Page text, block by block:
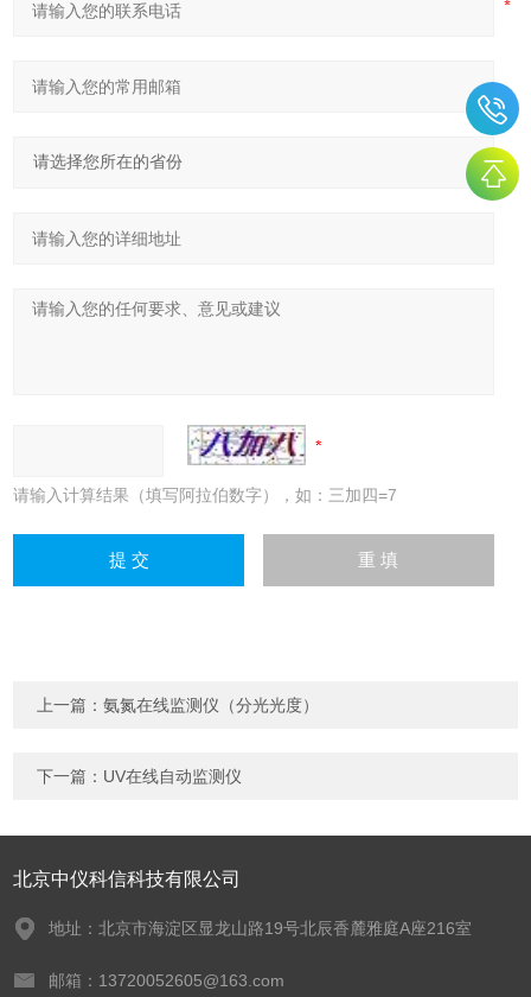
请输入计算结果（填写阿拉伯数字），如：三加四=7
上一篇：氨氮在线监测仪（分光光度）
下一篇： UV在线自动监测仪
北京中仪科信科技有限公司
地址：北京市海淀区显龙山路19号北辰香麓雅庭A座216室
邮箱：13720052605@163.com